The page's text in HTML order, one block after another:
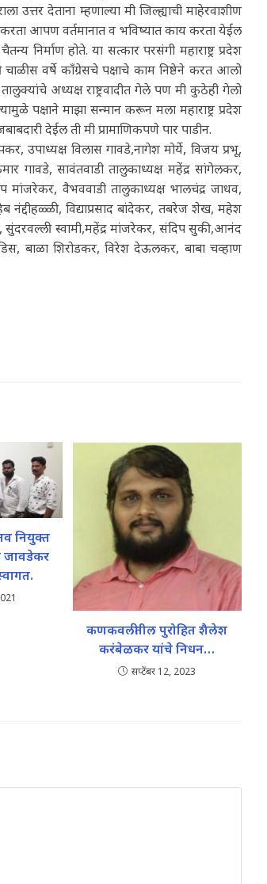
देताना म्हणाल्या मी जिल्ह्याची माहेरवाशीण
आपण वर्तमानात व भविष्यात काय करता येईल
निर्माण होते. या सत्कार परसंगी महाराष्ट्र प्रदेश
वर्षे काँग्रेसचे पक्षाचे काम निष्ठेने करत आलो
अध्यक्ष राष्ट्रवादीत गेले पण मी कुठेही गेलो
पक्षाने माझा सन्मान करून मला महाराष्ट्र प्रदेश
देईल ती मी प्रामाणिकपणे पार पाडीन.
उपाध्यक्ष विलास गावडे,नागेश मोर्ये, विजय प्रभू,
गावडे, सावंतवाडी तालुकाध्यक्ष महेंद्र सांगेलकर,
मांजरेकर, वैभववाडी तालुकाध्यक्ष भालचंद्र जाधव,
विद्याप्रसाद बांदेकर, तबरेज शेख, महेश
स्वामी,महेंद्र मांजरेकर, संदिप सुकी,आनंद
बाळा शिरोडकर, विरेश देऊलकर, बाबा चव्हाण
नियुक्त
जावडेकर
कणकवलीतील पुरोहित शैलेश
करंबेळकर यांचे निधन…
सप्टेंबर 12, 2023